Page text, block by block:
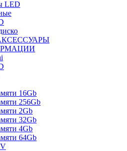
LED
16Gb
256Gb
2Gb
32Gb
4Gb
64Gb